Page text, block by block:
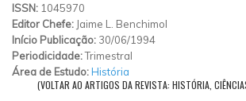
ISSN: 1045970
Editor Chefe: Jaime L. Benchimol
Início Publicação: 30/06/1994
Periodicidade:Trimestral
Área de Estudo:História
(VOLTAR AO ARTIGOS DA REVISTA: HISTÓRIA,